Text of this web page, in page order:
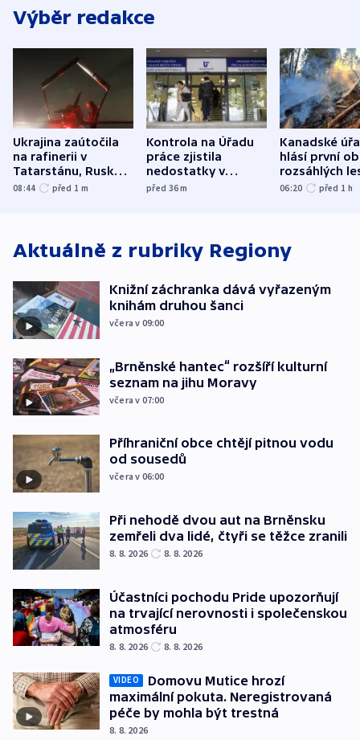
Výběr redakce
Ukrajina zaútočila
na rafinerii v
Tatarstánu, Rusko
udeřilo na Sumy a
08:44 před 1 m
Kontrola na Úřadu
práce zjistila
nedostatky v
účetnictví za 5,6
před 36m
Kanadské
hlásí první
rozsáhlých
požárů
06:20 před 1 h
Aktuálně z rubriky Regiony
Knižní záchranka dává vyřazeným
knihám druhou šanci
včera v 09:00
„Brněnské hantec“ rozšíří kulturní
seznam na jihu Moravy
včera v 07:00
Příhraniční obce chtějí pitnou vodu
od sousedů
včera v 06:00
Při nehodě dvou aut na Brněnsku
zemřeli dva lidé, čtyři se těžce zranili
8. 8. 2026 8. 8. 2026
Účastníci pochodu Pride upozorňují
na trvající nerovnosti i společenskou
atmosféru
8. 8. 2026 8. 8. 2026
VIDEO
Domovu Mutice hrozí
maximální pokuta. Neregistrovaná
péče by mohla být trestná
8. 8. 2026